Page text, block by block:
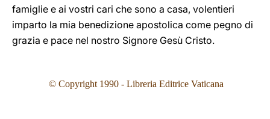
famiglie e ai vostri cari che sono a casa, volentieri
imparto la mia benedizione apostolica come pegno di
grazia e pace nel nostro Signore Gesù Cristo.
© Copyright 1990 - Libreria Editrice Vaticana